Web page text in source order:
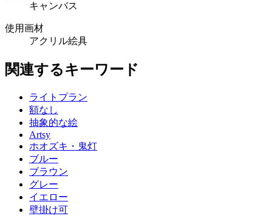
キャンバス
使用画材
アクリル絵具
関連するキーワード
ライトプラン
額なし
抽象的な絵
Artsy
ホオズキ・鬼灯
ブルー
ブラウン
グレー
イエロー
壁掛け可